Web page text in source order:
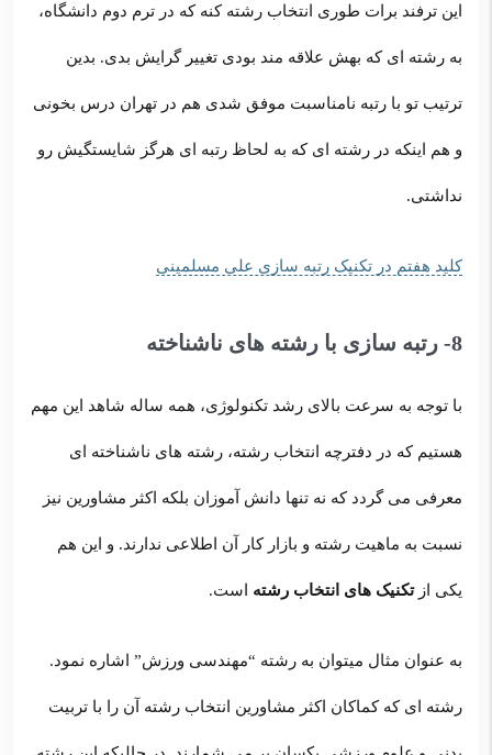
این ترفند برات طوری انتخاب رشته کنه که در ترم دوم دانشگاه،
به رشته ای که بهش علاقه مند بودی تغییر گرایش بدی. بدین
ترتیب تو با رتبه نامناسبت موفق شدی هم در تهران درس بخونی
و هم اینکه در رشته ای که به لحاظ رتبه ای هرگز شایستگیش رو
نداشتی.
کلید هفتم در تکنیک رتبه سازی علی مسلمینی
8- رتبه سازی با رشته های ناشناخته
با توجه به سرعت بالای رشد تکنولوژی، همه ساله شاهد این مهم
هستیم که در دفترچه انتخاب رشته، رشته های ناشناخته ای
معرفی می گردد که نه تنها دانش آموزان بلکه اکثر مشاورین نیز
نسبت به ماهیت رشته و بازار کار آن اطلاعی ندارند. و این هم
یکی ازتکنیک های انتخاب رشته است.
به عنوان مثال میتوان به رشته “مهندسی ورزش” اشاره نمود.
رشته ای که کماکان اکثر مشاورین انتخاب رشته آن را با تربیت